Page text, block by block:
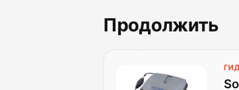
Продолжить